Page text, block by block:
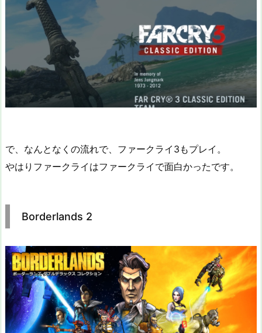
で、なんとなくの流れで、ファークライ3もプレイ。
やはりファークライはファークライで面白かったです。
Borderlands 2